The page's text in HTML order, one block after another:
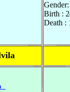
Birth :
Death :